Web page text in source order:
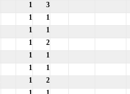
1 3
1 1
1 1
1 2
1 1
1 1
1 2